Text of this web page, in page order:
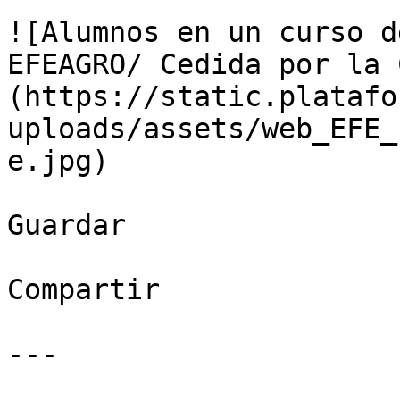
![Alumnos en un curso
EFEAGRO/ Cedida por
(https://
uploads/assets/
e.jpg)
Guardar
Compartir
---